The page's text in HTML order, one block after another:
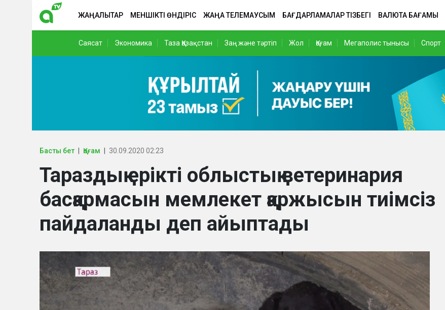
ЖАҢАЛЫҚТАР МЕНШІКТІ ӨНДІРІС ЖАҢА ТЕЛЕМАУСЫМ БАҒДАРЛАМАЛАР ТІЗБЕГІ ВАЛЮТА БАҒАМЫ
Саясат Экономика Таза Қазақстан Заң және тәртіп Жол Қоғам Мегаполис тынысы Спорт
Басты бет Қоғам 30.09.2020 02:23
Тараздық ерікті облыстық ветеринария
басқармасын мемлекет қаржысын тиімсіз
пайдаланды деп айыптады